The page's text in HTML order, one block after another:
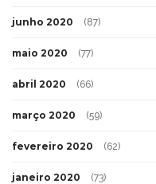
junho 2020 (87)
maio 2020 (77)
abril 2020 (66)
março 2020 (59)
fevereiro 2020 (62)
janeiro 2020 (73)